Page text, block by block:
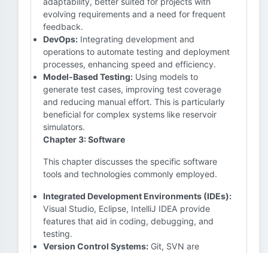
evolving requirements and a need for frequent
feedback.
DevOps: Integrating development and
operations to automate testing and deployment
processes, enhancing speed and efficiency.
Model-Based Testing: Using models to
generate test cases, improving test coverage
and reducing manual effort. This is particularly
beneficial for complex systems like reservoir
simulators.
Chapter 3: Software
This chapter discusses the specific software
tools and technologies commonly employed.
Integrated Development Environments (IDEs):
Visual Studio, Eclipse, IntelliJ IDEA provide
features that aid in coding, debugging, and
testing.
Version Control Systems: Git, SVN are